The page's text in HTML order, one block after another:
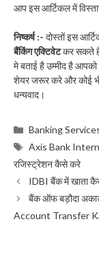
आप इस आर्टिकल में
निष्कर्ष :- दोस्तों इस
बैंकिंग एक्टिवेटकर सकते
मे बताई है उम्मीद है
शेयर जरूर करे और कोई
धन्यवाद।
Categories
Banking
Tags
Axis Bank
रजिस्ट्रेशन कैसे करे
IDBI बैंक में खाता
बैंक ऑफ बड़ौदा
Account Transfer